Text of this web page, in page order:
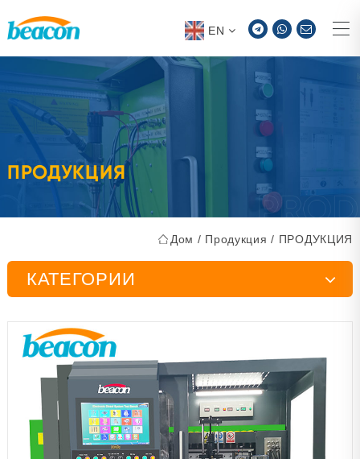
EN
ПРОДУКЦИЯ
Дом / Продукция / ПРОДУКЦИЯ
КАТЕГОРИИ
Инструменты для обслуживания
Ремонтные принадлежности
Вложение
Тестер